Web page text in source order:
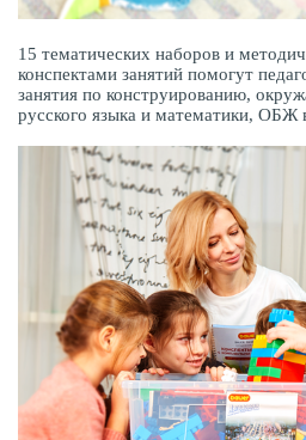
15 тематических наборов и
конспектами занятий помогут
занятия по конструированию,
русского языка и математики, ОБЖ